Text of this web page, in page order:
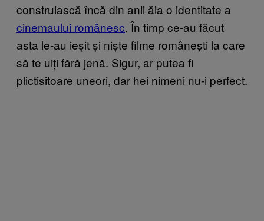
construiască încă din anii ăia o identitate a
cinemaului românesc. În timp ce-au făcut
asta le-au ieșit și niște filme românești la care
să te uiți fără jenă. Sigur, ar putea fi
plictisitoare uneori, dar hei nimeni nu-i perfect.